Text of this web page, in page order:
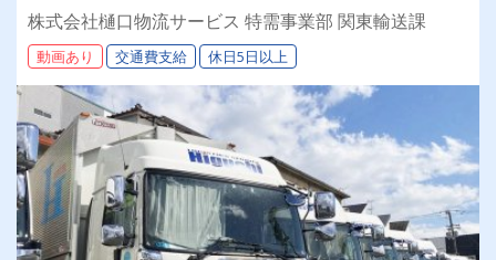
株式会社樋口物流サービス 特需事業部 関東輸送課
動画あり 交通費支給 休日5日以上